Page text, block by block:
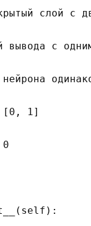
слой с
с одним
1]